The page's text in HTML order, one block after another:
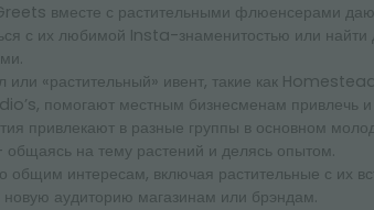
вместе с растительными флюенсерами
с их любимой Insta-знаменитостью или найти
или «растительный» ивент, такие как
помогают местным бизнесменам привлечь и
привлекают в разные группы в основном
на тему растений и делясь опытом.
общим интересам, включая растительные с их
новую аудиторию магазинам или брэндам.